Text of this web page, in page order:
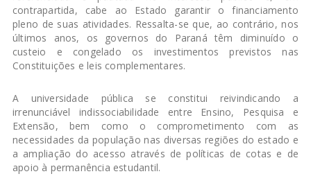
contrapartida, cabe ao Estado garantir o financiamento
pleno de suas atividades. Ressalta-se que, ao contrário, nos
últimos anos, os governos do Paraná têm diminuído o
custeio e congelado os investimentos previstos nas
Constituições e leis complementares.
A universidade pública se constitui reivindicando a
irrenunciável indissociabilidade entre Ensino, Pesquisa e
Extensão, bem como o comprometimento com as
necessidades da população nas diversas regiões do estado e
a ampliação do acesso através de políticas de cotas e de
apoio à permanência estudantil.